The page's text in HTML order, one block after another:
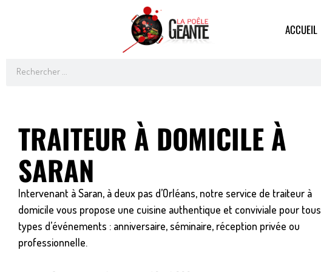
ACCUEIL
TRAITEUR À DOMICILE À
SARAN
Intervenant à Saran, à deux pas d’Orléans, notre service de traiteur à
domicile vous propose une cuisine authentique et conviviale pour tous
types d’événements : anniversaire, séminaire, réception privée ou
professionnelle.